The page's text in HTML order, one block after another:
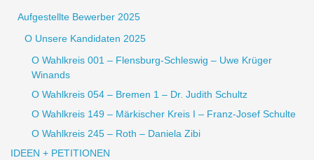
Aufgestellte Bewerber 2025
O Unsere Kandidaten 2025
O Wahlkreis 001 – Flensburg-Schleswig – Uwe Krüger
Winands
O Wahlkreis 054 – Bremen 1 – Dr. Judith Schultz
O Wahlkreis 149 – Märkischer Kreis I – Franz-Josef Schulte
O Wahlkreis 245 – Roth – Daniela Zibi
IDEEN + PETITIONEN